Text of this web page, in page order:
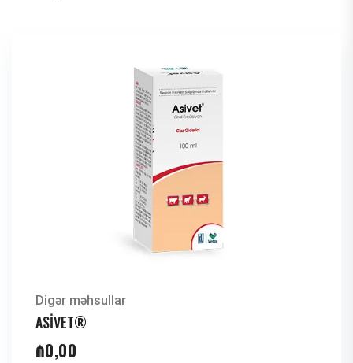
Digər məhsullar
ASİVET®
₼0,00